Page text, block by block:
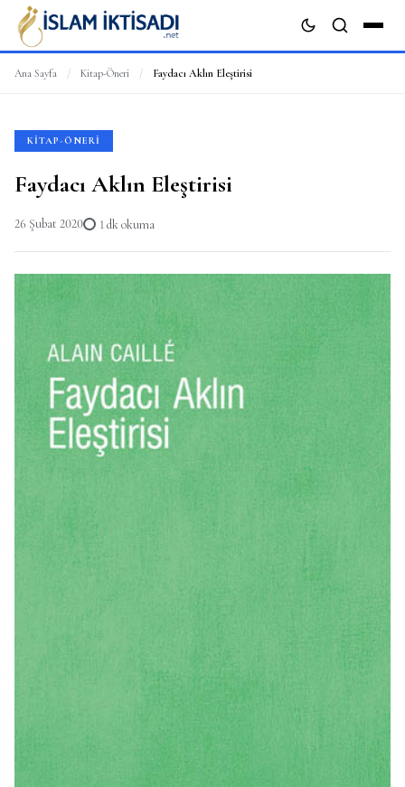
Ana Sayfa / Kitap-Öneri / Faydacı Aklın Eleştirisi
KITAP-ÖNERI
Faydacı Aklın Eleştirisi
26 Şubat 2020 1 dk okuma